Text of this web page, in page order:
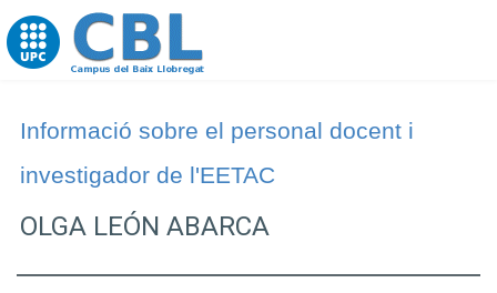
Go to upc.edu
Informació sobre el personal docent i
investigador de l'EETAC
OLGA LEÓN ABARCA